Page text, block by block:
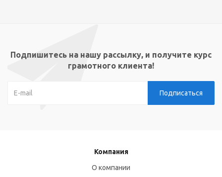
Подпишитесь на нашу рассылку, и получите курс
грамотного клиента!
Компания
О компании